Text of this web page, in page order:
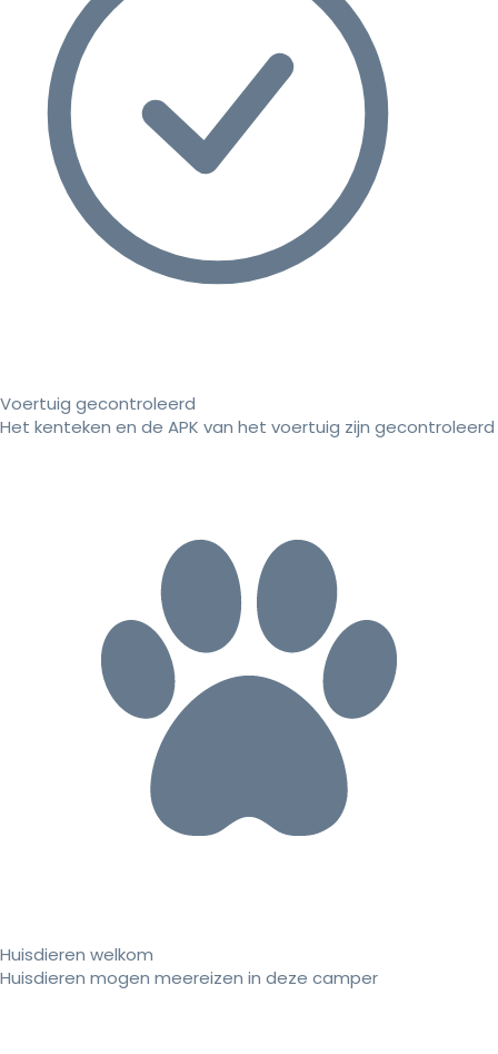
Voertuig gecontroleerd
Het kenteken en de APK van het voertuig zijn gecontroleerd
Huisdieren welkom
Huisdieren mogen meereizen in deze camper